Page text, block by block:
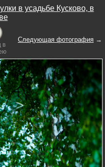
в усадьбе Кусково, в
в
Следующая фотография →